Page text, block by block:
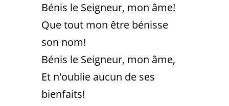
Bénis le Seigneur, mon âme!
Que tout mon être bénisse
son nom!
Bénis le Seigneur, mon âme,
Et n'oublie aucun de ses
bienfaits!